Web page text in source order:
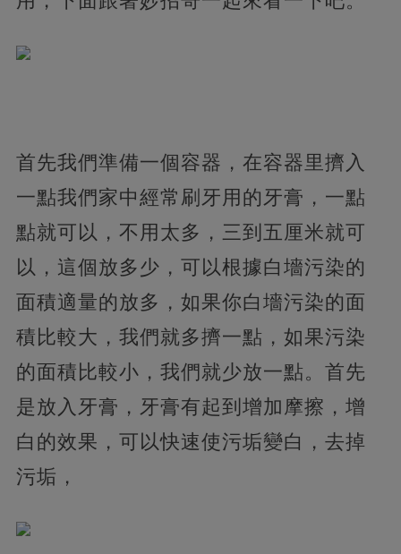
首先我們準備一個容器，在容器里擠入
一點我們家中經常刷牙用的牙膏，一點
點就可以，不用太多，三到五厘米就可
以，這個放多少，可以根據白墻污染的
面積適量的放多，如果你白墻污染的面
積比較大，我們就多擠一點，如果污染
的面積比較小，我們就少放一點。首先
是放入牙膏，牙膏有起到增加摩擦，增
白的效果，可以快速使污垢變白，去掉
污垢，